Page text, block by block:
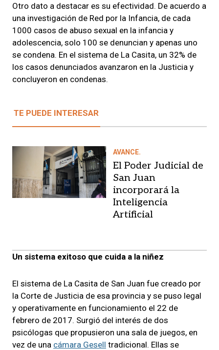
Otro dato a destacar es su efectividad. De acuerdo a
una investigación de Red por la Infancia, de cada
1000 casos de abuso sexual en la infancia y
adolescencia, solo 100 se denuncian y apenas uno
se condena. En el sistema de La Casita, un 32% de
los casos denunciados avanzaron en la Justicia y
concluyeron en condenas.
TE PUEDE INTERESAR
AVANCE.
El Poder Judicial de
San Juan
incorporará la
Inteligencia
Artificial
Un sistema exitoso que cuida a la niñez
El sistema de La Casita de San Juan fue creado por
la Corte de Justicia de esa provincia y se puso legal
y operativamente en funcionamiento el 22 de
febrero de 2017. Surgió del interés de dos
psicólogas que propusieron una sala de juegos, en
vez de una cámara Gesell tradicional. Ellas se